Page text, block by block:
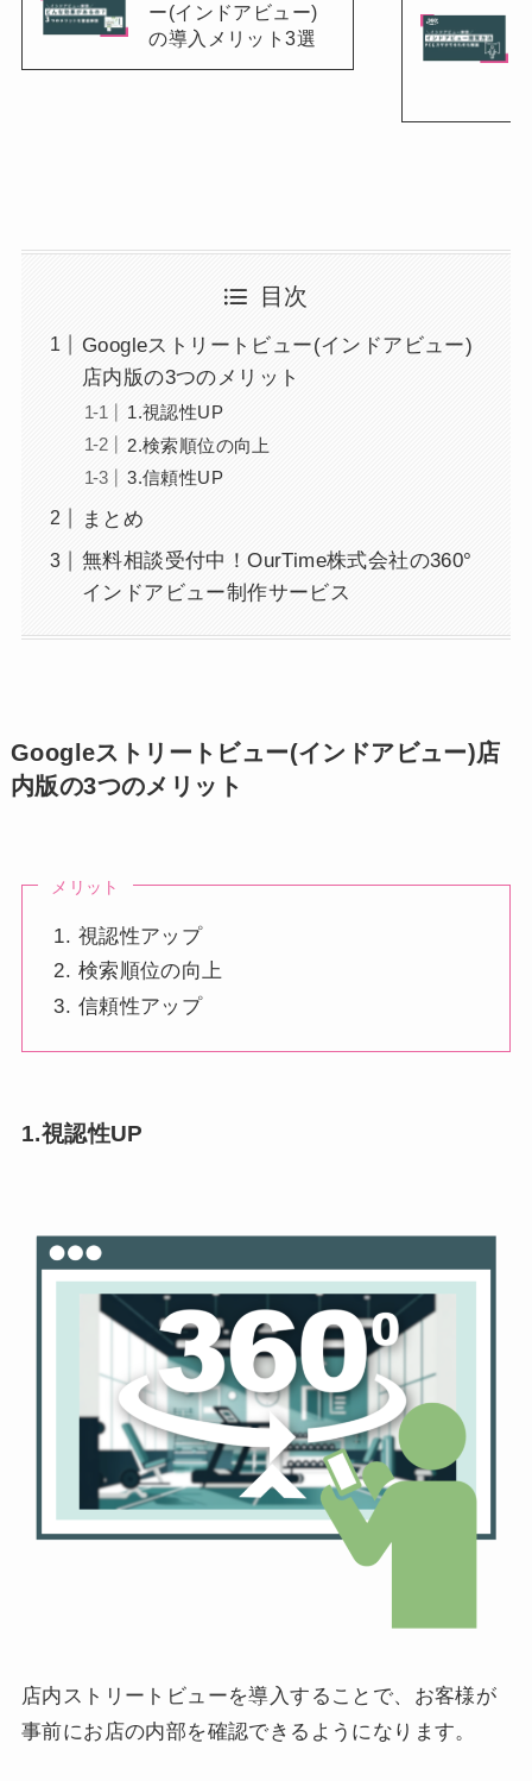
ー(インドアビュー)
の導入メリット3選
目次
Googleストリートビュー(インドアビュー)
店内版の3つのメリット
1.視認性UP
2.検索順位の向上
3.信頼性UP
まとめ
無料相談受付中！OurTime株式会社の360°
インドアビュー制作サービス
Googleストリートビュー(インドアビュー)店
内版の3つのメリット
メリット
視認性アップ
検索順位の向上
信頼性アップ
1.視認性UP
店内ストリートビューを導入することで、お客様が
事前にお店の内部を確認できるようになります。